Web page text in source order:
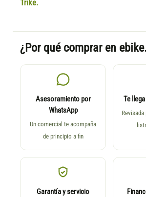
Trike.
¿Por qué comprar en
Asesoramiento por
WhatsApp
Un comercial te acompaña
de principio a fin
Te
Garantía y servicio